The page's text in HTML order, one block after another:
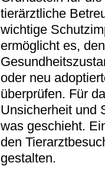
tierärztliche
wichtige
ermöglicht es,
oder neu
überprüfen. Für
Unsicherheit und
was geschieht.
den
gestalten.